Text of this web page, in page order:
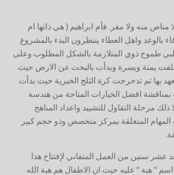
مناص منه ولا مفر. فأم ابراهيم ( هي ذاتها ام
بالوعد واهل العطاء ينتظرون البدء بالمشروع
طموح ذوي المتلازمة بالشكل المطلوب وعلى
تلفت يمنة ويسرة وبدأت بالبحث عن الارض حيث
بها ثم تدحرجت كرة الثلج الخيرية حيث بدأت
بمناقشة افضل الخيارات المتاحة من هندسة
ذلك مرحلة التقاول للتشييد واعداد المناهج
المهام المتعلقة بمركز متخصص وذو حجم كبير
عشر سنين من العمل المتفاني لإفتتاح هذا
” هبة ” عليه حيث ان الاطفال هم هبة الله